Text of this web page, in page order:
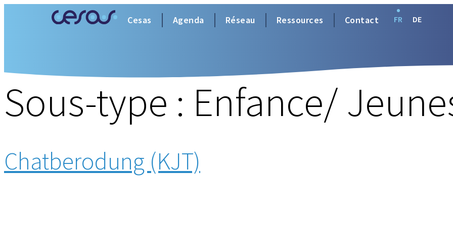
Cesas Agenda Réseau Ressources Contact FR DE
Sous-type : Enfance/
Chatberodung (KJT)